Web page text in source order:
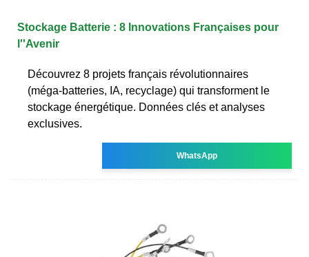
Stockage Batterie : 8 Innovations Françaises pour
l''Avenir
Découvrez 8 projets français révolutionnaires
(méga-batteries, IA, recyclage) qui transforment le
stockage énergétique. Données clés et analyses
exclusives.
WhatsApp